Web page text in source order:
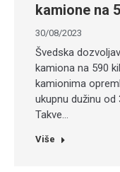
kamione na
30/08/2023
Švedska
kamiona na 590
kamionima
ukupnu dužinu od
Takve…
Više